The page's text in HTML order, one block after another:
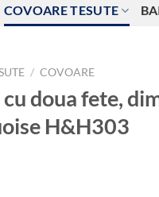
COVOARE TESUTE
/ COVOARE
doua fete,
H&H303